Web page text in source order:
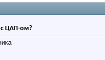
с ЦАП-ом?